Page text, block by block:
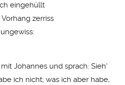
eingehüllt
zerriss
Johannes und sprach: Sieh‘
ich nicht; was ich aber habe,